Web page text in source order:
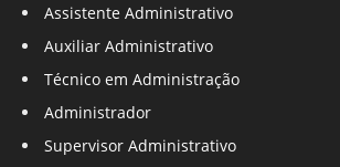
Assistente Administrativo
Auxiliar Administrativo
Técnico em Administração
Administrador
Supervisor Administrativo